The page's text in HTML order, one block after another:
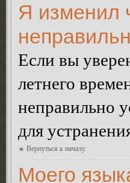
Я изменил
Если вы
летнего
неправильно
для
Вернуться к началу
Моего